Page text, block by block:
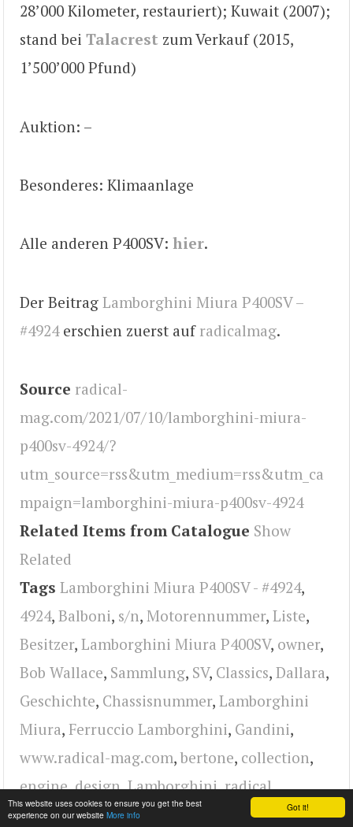
Got it!
This website uses cookies to ensure you get the best
experience on our website More info
28’000 Kilometer, restauriert); Kuwait (2007);
stand bei Talacrest zum Verkauf (2015,
1’500’000 Pfund)
Auktion: –
Besonderes: Klimaanlage
Alle anderen P400SV: hier.
Der Beitrag Lamborghini Miura P400SV –
#4924erschien zuerst auf radicalmag.
Source radical-
mag.com/2021/07/10/lamborghini-miura-
p400sv-4924/?
utm_source=rss&utm_medium=rss&utm_ca
mpaign=lamborghini-miura-p400sv-4924
Related Items from Catalogue Show
Related
Tags Lamborghini Miura P400SV - #4924,
4924, Balboni, s/n, Motorennummer, Liste,
Besitzer, Lamborghini Miura P400SV, owner,
Bob Wallace, Sammlung, SV, Classics, Dallara,
Geschichte, Chassisnummer, Lamborghini
Miura, Ferruccio Lamborghini, Gandini,
www.radical-mag.com, bertone, collection,
engine,design,Lamborghini,radical